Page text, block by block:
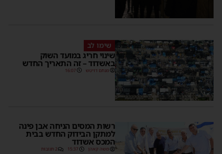
שימו לב
שינוי חריג במועד השוק
באשדוד – זה התאריך החדש
מנחם דויטש 16:07
רשות המסים הניחה אבן פינה
למתקן הבידוק החדש בבית
המכס אשדוד
משה קאהן 15:37 2 תגובות